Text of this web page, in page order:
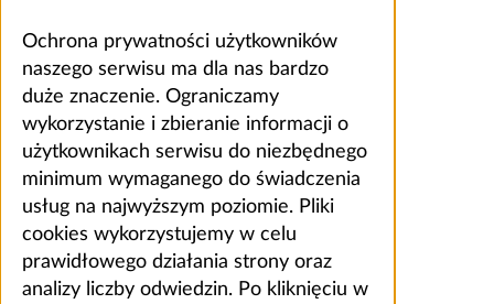
Ochrona prywatności użytkowników
naszego serwisu ma dla nas bardzo
duże znaczenie. Ograniczamy
wykorzystanie i zbieranie informacji o
użytkownikach serwisu do niezbędnego
minimum wymaganego do świadczenia
usług na najwyższym poziomie. Pliki
cookies wykorzystujemy w celu
prawidłowego działania strony oraz
analizy liczby odwiedzin. Po kliknięciu w